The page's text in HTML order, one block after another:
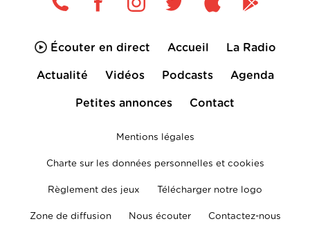
Écouter en direct Accueil La Radio
Actualité Vidéos Podcasts Agenda
Petites annonces Contact
Mentions légales
Charte sur les données personnelles et cookies
Règlement des jeux Télécharger notre logo
Zone de diffusion Nous écouter Contactez-nous